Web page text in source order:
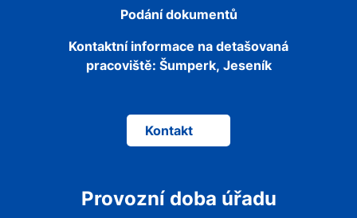
Podání dokumentů
Kontaktní informace na detašovaná
pracoviště: Šumperk, Jeseník
Kontakt
Provozní doba úřadu